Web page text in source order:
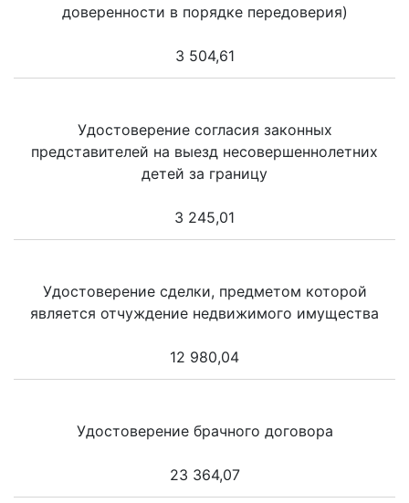
доверенности в порядке передоверия)
3 504,61
Удостоверение согласия законных
представителей на выезд несовершеннолетних
детей за границу
3 245,01
Удостоверение сделки, предметом которой
является отчуждение недвижимого имущества
12 980,04
Удостоверение брачного договора
23 364,07